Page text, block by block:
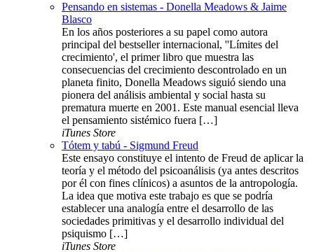
Pensando en sistemas - Donella Meadows & Jaime
Blasco
En los años posteriores a su papel como autora
principal del bestseller internacional, ''Límites del
crecimiento', el primer libro que muestra las
consecuencias del crecimiento descontrolado en un
planeta finito, Donella Meadows siguió siendo una
pionera del análisis ambiental y social hasta su
prematura muerte en 2001. Este manual esencial lleva
el pensamiento sistémico fuera […]
iTunes Store
Tótem y tabú - Sigmund Freud
Este ensayo constituye el intento de Freud de aplicar la
teoría y el método del psicoanálisis (ya antes descritos
por él con fines clínicos) a asuntos de la antropología.
La idea que motiva este trabajo es que se podría
establecer una analogía entre el desarrollo de las
sociedades primitivas y el desarrollo individual del
psiquismo […]
iTunes Store